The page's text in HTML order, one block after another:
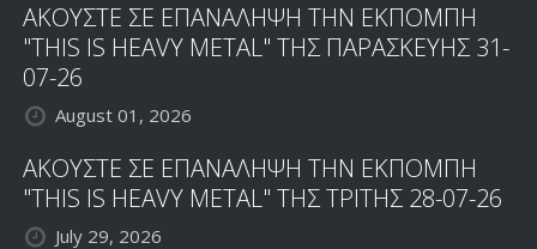
ΑΚΟΥΣΤΕ ΣΕ ΕΠΑΝΑΛΗΨΗ ΤΗΝ ΕΚΠΟΜΠΗ
"THIS IS HEAVY METAL" ΤΗΣ ΠΑΡΑΣΚΕΥΗΣ 31-
07-26
August 01, 2026
ΑΚΟΥΣΤΕ ΣΕ ΕΠΑΝΑΛΗΨΗ ΤΗΝ ΕΚΠΟΜΠΗ
"THIS IS HEAVY METAL" ΤΗΣ ΤΡΙΤΗΣ 28-07-26
July 29, 2026